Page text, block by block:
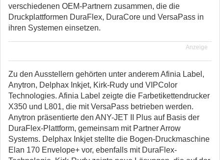
verschiedenen OEM-Partnern zusammen, die die
Druckplattformen DuraFlex, DuraCore und VersaPass in
ihren Systemen einsetzen.
Anzeige
Zu den Ausstellern gehörten unter anderem Afinia Label,
Anytron, Delphax Inkjet, Kirk-Rudy und VIPColor
Technologies. Afinia Label zeigte die Farbetikettendrucker
X350 und L801, die mit VersaPass betrieben werden.
Anytron präsentierte den ANY-JET II Plus auf Basis der
DuraFlex-Plattform, gemeinsam mit Partner Arrow
Systems. Delphax Inkjet stellte die Bogen-Druckmaschine
Elan 170 Envelope+ vor, ebenfalls mit DuraFlex-